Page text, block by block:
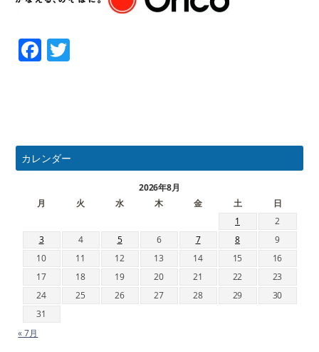
Facebook
カレンダー
2026年8月
月
火 水 木 金 土
日
1
2
3
4 5 6 7 8
9
10
11 12 13 14 15
16
17
18 19 20 21 22
23
24
25 26 27 28 29
30
31
« 7月